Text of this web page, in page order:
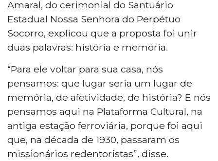
Amaral, do cerimonial do Santuário
Estadual Nossa Senhora do Perpétuo
Socorro, explicou que a proposta foi unir
duas palavras: história e memória.
“Para ele voltar para sua casa, nós
pensamos: que lugar seria um lugar de
memória, de afetividade, de história? E nós
pensamos aqui na Plataforma Cultural, na
antiga estação ferroviária, porque foi aqui
que, na década de 1930, passaram os
missionários redentoristas”, disse.